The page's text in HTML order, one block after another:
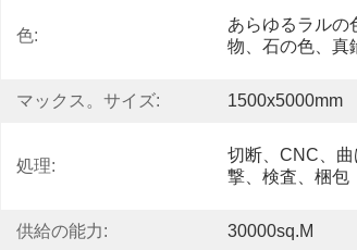
色:
あらゆるラルの
物、石の色、真
マックス。サイズ: 1500x5000mm
処理:
切断、CNC、
撃、検査、梱包
供給の能力: 30000sq.m